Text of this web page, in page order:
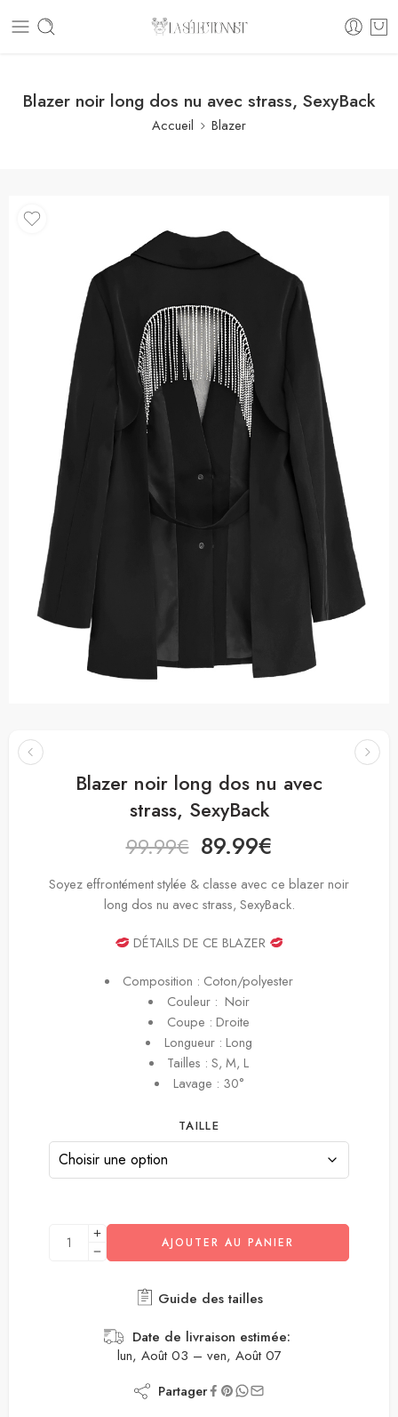
Blazer noir long dos nu avec strass, SexyBack
Accueil Blazer
Blazer noir long dos nu avec
strass, SexyBack
99.99€ 89.99€
Soyez effrontément stylée & classe avec ce blazer noir
long dos nu avec strass, SexyBack.
DÉTAILS DE CE BLAZER
Composition : Coton/polyester
Couleur : Noir
Coupe : Droite
Longueur : Long
Tailles : S, M, L
Lavage : 30°
TAILLE
AJOUTER AU PANIER
Guide des tailles
Date de livraison estimée:
lun, Août 03 – ven, Août 07
Partager